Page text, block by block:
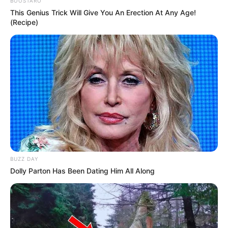
original erhaltene Dampfstraßenbahn
Schiffsanlegestelle am Chiemsee.
Links zu Museen, Ausstellungen und
Freilichtmuseen in und um Inzell:
Bergbaumuseum Achthal - Unterhalb des
Teisendorfer Berges wird allerhand wissens- und
bemerkenswertes zum Erzbergbau und der
Eisenverarbeitung ausgestellt. Informationen unter
Naturkunde- und Mammut-Museum (Mammutheum)
bei Siegsdorf - Der Entdeckung von 40.000 Jahre
alten Mammutknochen hat das geologische und
naturkundliche Museum nebst Steinzeitpark seine
This Genius Trick Will Give You An Erection At Any Age!
(Recipe)
BUZZ DAY
Dolly Parton Has Been Dating Him All Along